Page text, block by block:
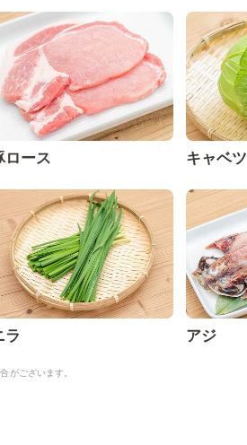
ロース キャベツ
ラ アジ
がございます。